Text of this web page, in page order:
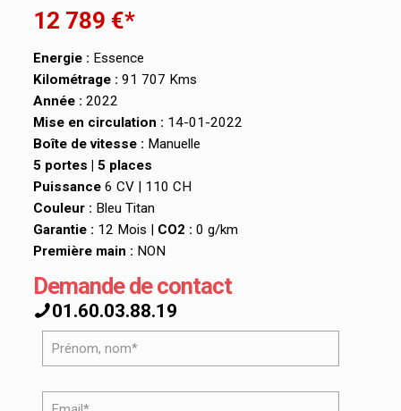
12 789 €*
Energie : Essence
Kilométrage : 91 707 Kms
Année : 2022
Mise en circulation : 14-01-2022
Boîte de vitesse : Manuelle
5 portes | 5 places
Puissance 6 CV | 110 CH
Couleur : Bleu Titan
Garantie : 12 Mois | CO2 : 0 g/km
Première main : NON
Demande de contact
01.60.03.88.19